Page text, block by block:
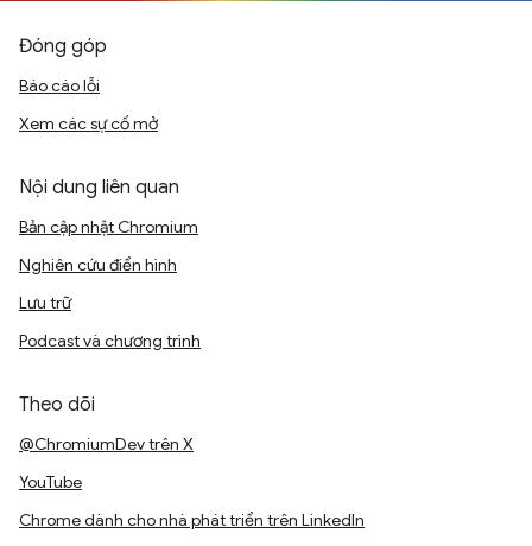
Đóng góp
Báo cáo lỗi
Xem các sự cố mở
Nội dung liên quan
Bản cập nhật Chromium
Nghiên cứu điển hình
Lưu trữ
Podcast và chương trình
Theo dõi
@ChromiumDev trên X
YouTube
Chrome dành cho nhà phát triển trên LinkedIn